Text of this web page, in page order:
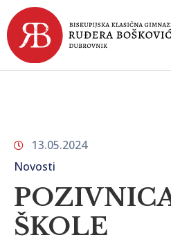
POČETNA
DOKUMENTI
KONTAKT
13.05.2024
Novosti
ŠKOLE